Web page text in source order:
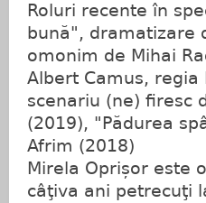
Roluri recente în
bună", dramatizare
omonim de Mihai
Albert Camus, regia
scenariu (ne) firesc
(2019), "Pădurea
Afrim (2018)
Mirela Oprișor este
câţiva ani petrecuţi